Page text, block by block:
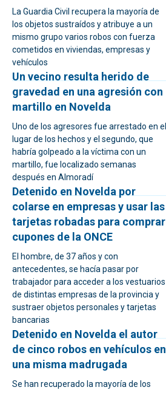
La Guardia Civil recupera la mayoría de
los objetos sustraídos y atribuye a un
mismo grupo varios robos con fuerza
cometidos en viviendas, empresas y
vehículos
Un vecino resulta herido de
gravedad en una agresión con
martillo en Novelda
Uno de los agresores fue arrestado en el
lugar de los hechos y el segundo, que
habría golpeado a la víctima con un
martillo, fue localizado semanas
después en Almoradí
Detenido en Novelda por
colarse en empresas y usar las
tarjetas robadas para comprar
cupones de la ONCE
El hombre, de 37 años y con
antecedentes, se hacía pasar por
trabajador para acceder a los vestuarios
de distintas empresas de la provincia y
sustraer objetos personales y tarjetas
bancarias
Detenido en Novelda el autor
de cinco robos en vehículos en
una misma madrugada
Se han recuperado la mayoría de los